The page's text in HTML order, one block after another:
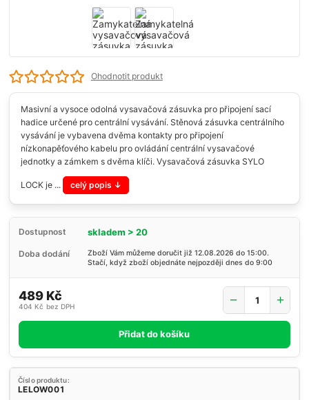
Ohodnotit produkt
Masivní a vysoce odolná vysavačová zásuvka pro připojení sací
hadice určené pro centrální vysávání. Stěnová zásuvka centrálního
vysávání je vybavena dvěma kontakty pro připojení
nízkonapěťového kabelu pro ovládání centrální vysavačové
jednotky a zámkem s dvěma klíči. Vysavačová zásuvka SYLO
LOCK je ... celý popis
Dostupnost skladem > 20
Doba dodání
Zboží Vám můžeme doručit již 12.08.2026 do 15:00.
Stačí, když zboží objednáte nejpozději dnes do 9:00
489 Kč
404 Kč bez DPH
Přidat do košíku
Číslo produktu:
LELOW001